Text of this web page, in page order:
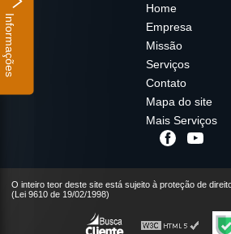
Home
Empresa
Missão
Serviços
Contato
Mapa do site
Mais Serviços
O inteiro teor deste site está sujeito à proteção de
(Lei 9610 de 19/02/1998)
Informações